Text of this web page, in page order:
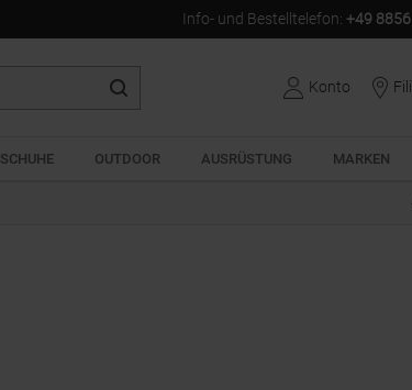
Info- und Bestelltelefon: +49
Konto
SCHUHE OUTDOOR AUSRÜSTUNG MARKEN